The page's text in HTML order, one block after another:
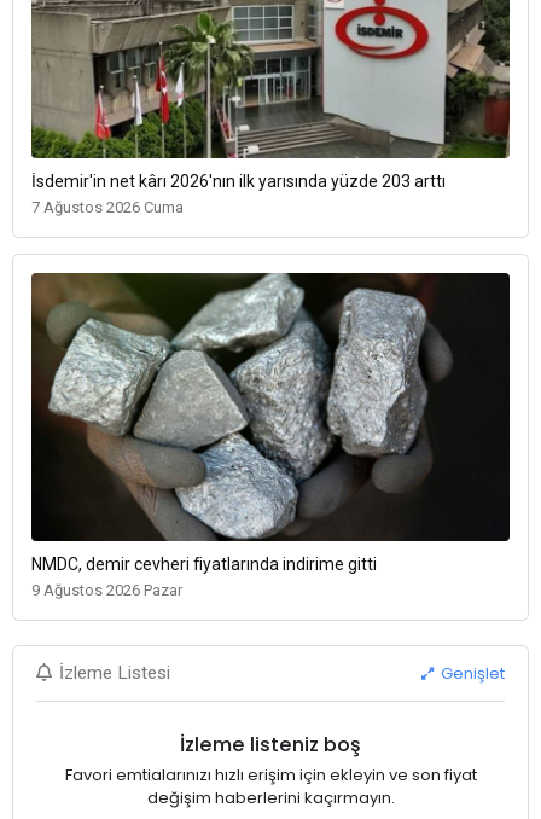
İsdemir'in net kârı 2026'nın ilk yarısında yüzde 203 arttı
7 Ağustos 2026 Cuma
NMDC, demir cevheri fiyatlarında indirime gitti
9 Ağustos 2026 Pazar
İzleme Listesi Genişlet
İzleme listeniz boş
Favori emtialarınızı hızlı erişim için ekleyin ve son fiyat
değişim haberlerini kaçırmayın.